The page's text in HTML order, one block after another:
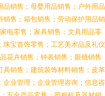
销售；母婴用品销售；户外用品
售；箱包销售；劳动保护用品销
电零售；家具销售；文具用品零
宝首饰零售；工艺美术品及礼仪
花卉销售；钟表销售；眼镜销售
具销售；建筑装饰材料销售；皮革
业管理；企业管理咨询；信息咨